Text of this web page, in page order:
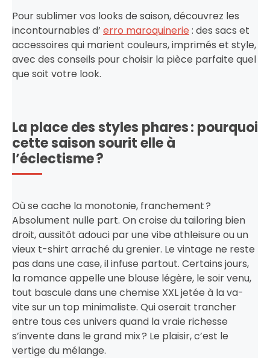
Pour sublimer vos looks de saison, découvrez les
incontournables d’ erro maroquinerie: des sacs et
accessoires qui marient couleurs, imprimés et style,
avec des conseils pour choisir la pièce parfaite quel
que soit votre look.
La place des styles phares : pourquoi
cette saison sourit elle à
l’éclectisme ?
Où se cache la monotonie, franchement ?
Absolument nulle part. On croise du tailoring bien
droit, aussitôt adouci par une vibe athleisure ou un
vieux t-shirt arraché du grenier. Le vintage ne reste
pas dans une case, il infuse partout. Certains jours,
la romance appelle une blouse légère, le soir venu,
tout bascule dans une chemise XXL jetée à la va-
vite sur un top minimaliste. Qui oserait trancher
entre tous ces univers quand la vraie richesse
s’invente dans le grand mix ? Le plaisir, c’est le
vertige du mélange.